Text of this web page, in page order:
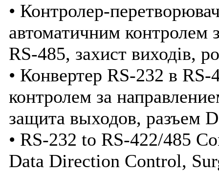
• Контролер-
автоматичним контролем
RS-485, захист виходів,
• Конвертер RS-232 в
контролем за
защита выходов, разъем
• RS-232 to RS-422/485
Data Direction Control,